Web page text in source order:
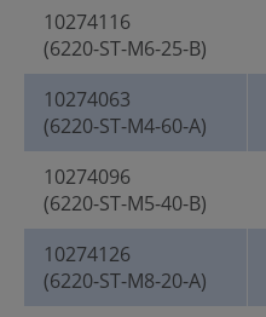
10274116
(6220-ST-M6-25-B)
10274063
(6220-ST-M4-60-A)
10274096
(6220-ST-M5-40-B)
10274126
(6220-ST-M8-20-A)